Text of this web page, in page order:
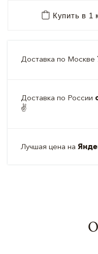
Купить в 1
Доставка по Москве
Доставка по России
✌️
Лучшая цена на